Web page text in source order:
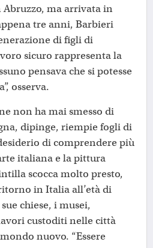
ma arrivata in
tre anni, Barbieri
di figli di
sicuro rappresenta la
pensava che si potesse
osserva.
non ha mai smesso di
dipinge, riempie fogli di
di comprendere più
italiana e la pittura
scocca molto presto,
in Italia all’età di
chiese, i musei,
custoditi nelle città
nuovo. “Essere